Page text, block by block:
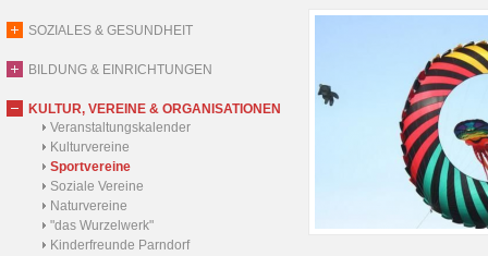
SOZIALES & GESUNDHEIT
BILDUNG & EINRICHTUNGEN
KULTUR, VEREINE & ORGANISATIONEN
Veranstaltungskalender
Kulturvereine
Sportvereine
Soziale Vereine
Naturvereine
"das Wurzelwerk"
Kinderfreunde Parndorf